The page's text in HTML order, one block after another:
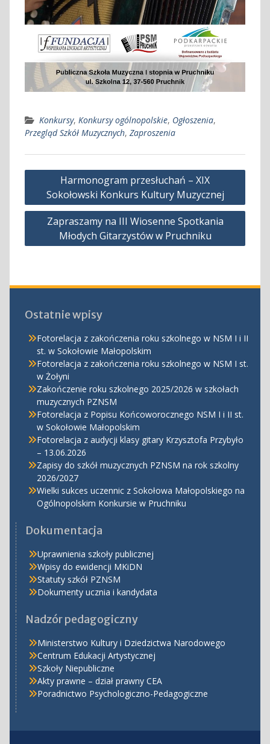
Konkursy, Konkursy ogólnopolskie, Ogłoszenia,
Przegląd Szkół Muzycznych, Zaproszenia
Nawigacja
wpisu
Harmonogram przesłuchań – XIX
Sokołowski Konkurs Kultury Muzycznej
Zapraszamy na III Wiosenne Spotkania
Młodych Gitarzystów w Pruchniku
Ostatnie wpisy
Fotorelacja z zakończenia roku szkolnego w NSM I i II
st. w Sokołowie Małopolskim
Fotorelacja z zakończenia roku szkolnego w NSM I st.
w Żołyni
Zakończenie roku szkolnego 2025/2026 w szkołach
muzycznych PZNSM
Fotorelacja z Popisu Końcoworocznego NSM I i II st.
w Sokołowie Małopolskim
Fotorelacja z audycji klasy gitary Krzysztofa Przybyło
– 13.06.2026
Zapisy do szkół muzycznych PZNSM na rok szkolny
2026/2027
Wielki sukces uczennic z Sokołowa Małopolskiego na
Ogólnopolskim Konkursie w Pruchniku
Dokumentacja
Uprawnienia szkoły publicznej
Wpisy do ewidencji MKiDN
Statuty szkół PZNSM
Dokumenty ucznia i kandydata
Nadzór pedagogiczny
Ministerstwo Kultury i Dziedzictwa Narodowego
Centrum Edukacji Artystycznej
Szkoły Niepubliczne
Akty prawne – dział prawny CEA
Poradnictwo Psychologiczno-Pedagogiczne